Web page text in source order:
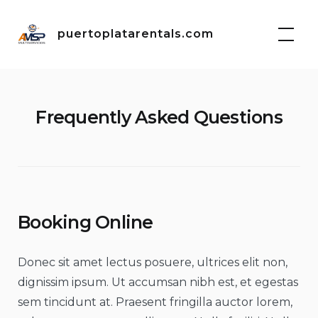
content
puertoplatarentals.com
Frequently Asked Questions
Booking Online
Donec sit amet lectus posuere, ultrices elit non,
dignissim ipsum. Ut accumsan nibh est, et egestas
sem tincidunt at. Praesent fringilla auctor lorem,